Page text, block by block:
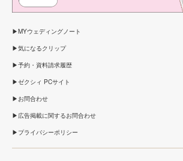
MYウェディングノート
気になるクリップ
予約・資料請求履歴
ゼクシィ PCサイト
お問合わせ
広告掲載に関するお問合わせ
プライバシーポリシー